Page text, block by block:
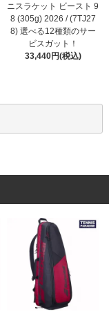
ニスラケット ビースト 9
8 (305g) 2026 / (7TJ27
8) 選べる12種類のサー
ビスガット！
33,440円(税込)